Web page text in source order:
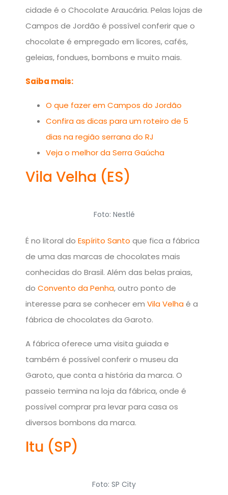
cidade é o Chocolate Araucária. Pelas lojas de
Campos de Jordão é possível conferir que o
chocolate é empregado em licores, cafés,
geleias, fondues, bombons e muito mais.
Saiba mais:
O que fazer em Campos do Jordão
Confira as dicas para um roteiro de 5
dias na região serrana do RJ
Veja o melhor da Serra Gaúcha
Vila Velha (ES)
Foto: Nestlé
É no litoral do Espírito Santo que fica a fábrica
de uma das marcas de chocolates mais
conhecidas do Brasil. Além das belas praias,
do Convento da Penha, outro ponto de
interesse para se conhecer em Vila Velhaé a
fábrica de chocolates da Garoto.
A fábrica oferece uma visita guiada e
também é possível conferir o museu da
Garoto, que conta a história da marca. O
passeio termina na loja da fábrica, onde é
possível comprar pra levar para casa os
diversos bombons da marca.
Itu (SP)
Foto: SP City